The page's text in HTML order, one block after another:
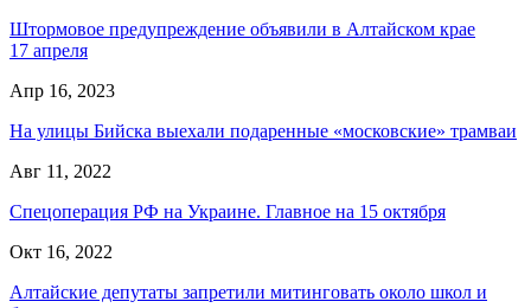
Штормовое предупреждение объявили в Алтайском крае
17 апреля
Апр 16, 2023
На улицы Бийска выехали подаренные «московские» трамваи
Авг 11, 2022
Спецоперация РФ на Украине. Главное на 15 октября
Окт 16, 2022
Алтайские депутаты запретили митинговать около школ и